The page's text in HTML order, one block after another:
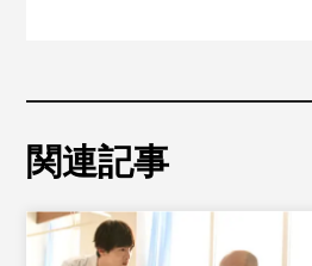
関連記事